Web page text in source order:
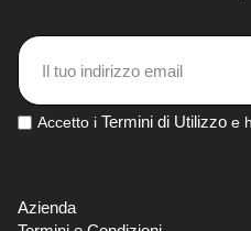
Accetto i Termini di Utilizzo e
Azienda